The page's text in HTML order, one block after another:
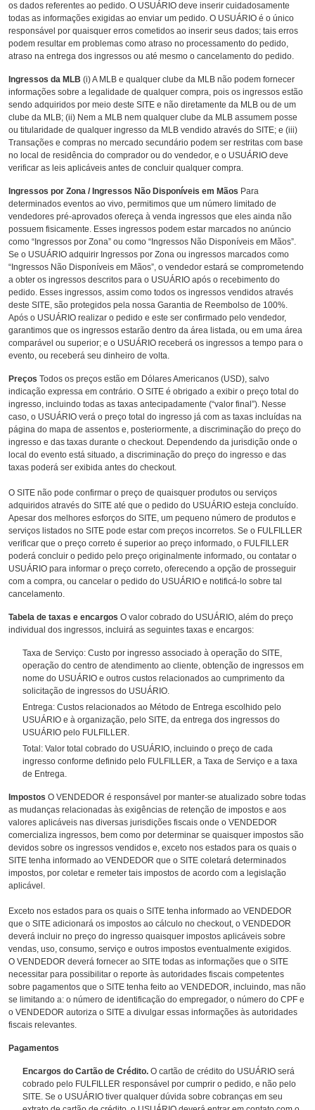
os dados referentes ao pedido. O USUÁRIO deve inserir cuidadosamente
todas as informações exigidas ao enviar um pedido. O USUÁRIO é o único
responsável por quaisquer erros cometidos ao inserir seus dados; tais erros
podem resultar em problemas como atraso no processamento do pedido,
atraso na entrega dos ingressos ou até mesmo o cancelamento do pedido.
Ingressos da MLB (i) A MLB e qualquer clube da MLB não podem fornecer
informações sobre a legalidade de qualquer compra, pois os ingressos estão
sendo adquiridos por meio deste SITE e não diretamente da MLB ou de um
clube da MLB; (ii) Nem a MLB nem qualquer clube da MLB assumem posse
ou titularidade de qualquer ingresso da MLB vendido através do SITE; e (iii)
Transações e compras no mercado secundário podem ser restritas com base
no local de residência do comprador ou do vendedor, e o USUÁRIO deve
verificar as leis aplicáveis antes de concluir qualquer compra.
Ingressos por Zona / Ingressos Não Disponíveis em Mãos Para
determinados eventos ao vivo, permitimos que um número limitado de
vendedores pré-aprovados ofereça à venda ingressos que eles ainda não
possuem fisicamente. Esses ingressos podem estar marcados no anúncio
como “Ingressos por Zona” ou como “Ingressos Não Disponíveis em Mãos”.
Se o USUÁRIO adquirir Ingressos por Zona ou ingressos marcados como
“Ingressos Não Disponíveis em Mãos”, o vendedor estará se comprometendo
a obter os ingressos descritos para o USUÁRIO após o recebimento do
pedido. Esses ingressos, assim como todos os ingressos vendidos através
deste SITE, são protegidos pela nossa Garantia de Reembolso de 100%.
Após o USUÁRIO realizar o pedido e este ser confirmado pelo vendedor,
garantimos que os ingressos estarão dentro da área listada, ou em uma área
comparável ou superior; e o USUÁRIO receberá os ingressos a tempo para o
evento, ou receberá seu dinheiro de volta.
Preços Todos os preços estão em Dólares Americanos (USD), salvo
indicação expressa em contrário. O SITE é obrigado a exibir o preço total do
ingresso, incluindo todas as taxas antecipadamente (“valor final”). Nesse
caso, o USUÁRIO verá o preço total do ingresso já com as taxas incluídas na
página do mapa de assentos e, posteriormente, a discriminação do preço do
ingresso e das taxas durante o checkout. Dependendo da jurisdição onde o
local do evento está situado, a discriminação do preço do ingresso e das
taxas poderá ser exibida antes do checkout.
O SITE não pode confirmar o preço de quaisquer produtos ou serviços
adquiridos através do SITE até que o pedido do USUÁRIO esteja concluído.
Apesar dos melhores esforços do SITE, um pequeno número de produtos e
serviços listados no SITE pode estar com preços incorretos. Se o FULFILLER
verificar que o preço correto é superior ao preço informado, o FULFILLER
poderá concluir o pedido pelo preço originalmente informado, ou contatar o
USUÁRIO para informar o preço correto, oferecendo a opção de prosseguir
com a compra, ou cancelar o pedido do USUÁRIO e notificá-lo sobre tal
cancelamento.
Tabela de taxas e encargos O valor cobrado do USUÁRIO, além do preço
individual dos ingressos, incluirá as seguintes taxas e encargos:
Taxa de Serviço: Custo por ingresso associado à operação do SITE,
operação do centro de atendimento ao cliente, obtenção de ingressos em
nome do USUÁRIO e outros custos relacionados ao cumprimento da
solicitação de ingressos do USUÁRIO.
Entrega: Custos relacionados ao Método de Entrega escolhido pelo
USUÁRIO e à organização, pelo SITE, da entrega dos ingressos do
USUÁRIO pelo FULFILLER.
Total: Valor total cobrado do USUÁRIO, incluindo o preço de cada
ingresso conforme definido pelo FULFILLER, a Taxa de Serviço e a taxa
de Entrega.
Impostos O VENDEDOR é responsável por manter-se atualizado sobre todas
as mudanças relacionadas às exigências de retenção de impostos e aos
valores aplicáveis nas diversas jurisdições fiscais onde o VENDEDOR
comercializa ingressos, bem como por determinar se quaisquer impostos são
devidos sobre os ingressos vendidos e, exceto nos estados para os quais o
SITE tenha informado ao VENDEDOR que o SITE coletará determinados
impostos, por coletar e remeter tais impostos de acordo com a legislação
aplicável.
Exceto nos estados para os quais o SITE tenha informado ao VENDEDOR
que o SITE adicionará os impostos ao cálculo no checkout, o VENDEDOR
deverá incluir no preço do ingresso quaisquer impostos aplicáveis sobre
vendas, uso, consumo, serviço e outros impostos eventualmente exigidos.
O VENDEDOR deverá fornecer ao SITE todas as informações que o SITE
necessitar para possibilitar o reporte às autoridades fiscais competentes
sobre pagamentos que o SITE tenha feito ao VENDEDOR, incluindo, mas não
se limitando a: o número de identificação do empregador, o número do CPF e
o VENDEDOR autoriza o SITE a divulgar essas informações às autoridades
fiscais relevantes.
Pagamentos
Encargos do Cartão de Crédito. O cartão de crédito do USUÁRIO será
cobrado pelo FULFILLER responsável por cumprir o pedido, e não pelo
SITE. Se o USUÁRIO tiver qualquer dúvida sobre cobranças em seu